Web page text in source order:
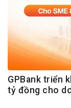
GPBank triển
tỷ đồng cho